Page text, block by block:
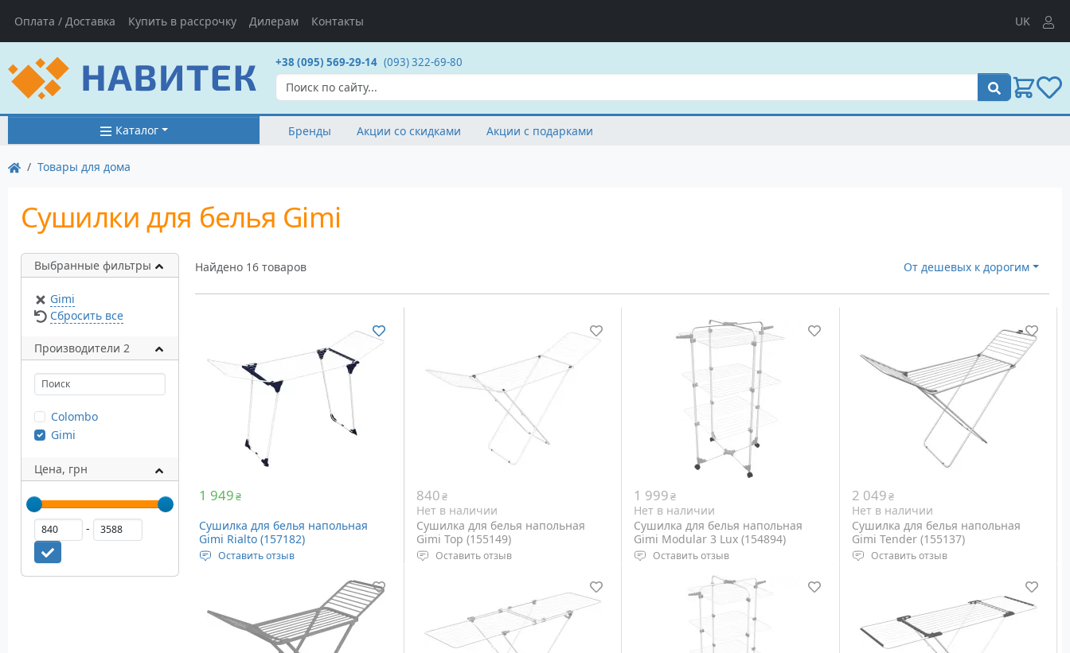
Оплата / Доставка Купить в рассрочку Дилерам Контакты UK
+38 (095) 569-29-14 (093) 322-69-80
Поиск
Каталог Бренды Акции со скидками Акции с подарками
Товары для дома
Сушилки для белья Gimi
Выбранные фильтры
Gimi
Сбросить все
Производители 2
Colombo
Gimi
Цена, грн
-
Найдено 16 товаров От дешевых к дорогим
1 949₴
Сушилка для белья напольная
Gimi Rialto (157182)
Оставить отзыв
Размеры: 180 х 57 х 105 см,
сложенная 108 х 57 х 20 см
Вес: 2.8 кг
Цвет: White
840₴
Нет в наличии
Сушилка для белья напольная
Gimi Top (155149)
Оставить отзыв
Размеры: 199 х 55 х 93 см,
сложенная 129 х 55 х 5 см
Вес: 2.6 кг
Цвет: White
1 999₴
Нет в наличии
Сушилка для белья напольная
Gimi Modular 3 Lux (154894)
Оставить отзыв
Тип: напольная
Размеры: 132 х 71 х 71 см,
сложенная 128 x 71 x 5 см
2 049₴
Нет в наличии
Сушилка для белья напольная
Gimi Tender (155137)
Оставить отзыв
Размеры: 174 x 56 x 113 см,
сложенная 128.5 х 55.5 х 4 см
Вес: 1.87 кг
Цвет: Grey